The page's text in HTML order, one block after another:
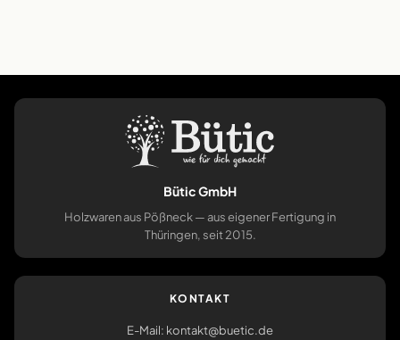
Bütic GmbH
Holzwaren aus Pößneck — aus eigener Fertigung in
Thüringen, seit 2015.
KONTAKT
E-Mail: kontakt@buetic.de